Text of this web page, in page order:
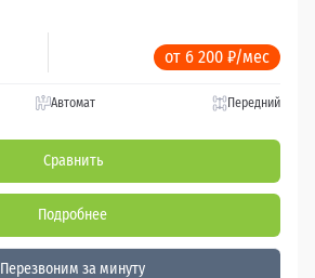
от 6 200 ₽/мес
Автомат Передний
Сравнить
Подробнее
Перезвоним за минуту